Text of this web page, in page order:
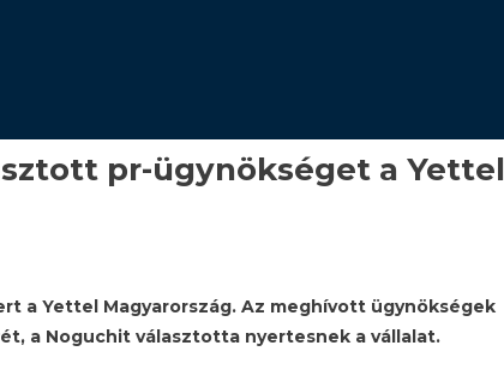
pr-ügynökséget a Yettel
a Yettel Magyarország. Az meghívott ügynökségek
a Noguchit választotta nyertesnek a vállalat.